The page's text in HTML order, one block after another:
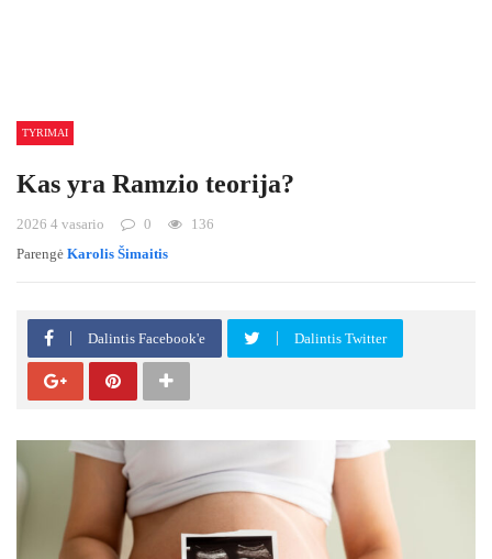
TYRIMAI
Kas yra Ramzio teorija?
2026 4 vasario 0
136
Parengė Karolis Šimaitis
Dalintis Facebook'e Dalintis Twitter